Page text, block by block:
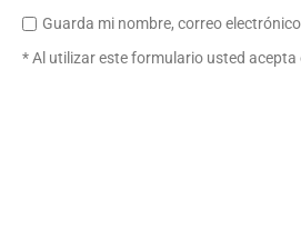
Guarda mi nombre, correo
* Al utilizar este formulario usted